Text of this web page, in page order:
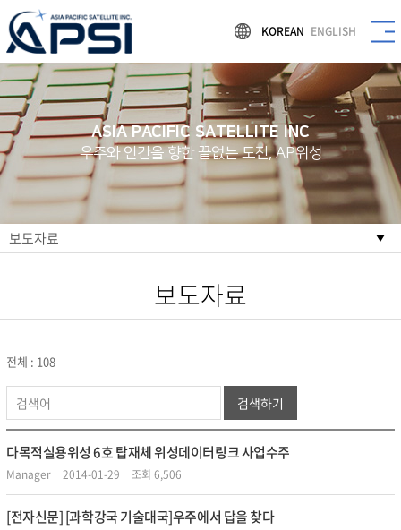
KOREAN ENGLISH
ASIA PACIFIC SATELLITE INC
우주와 인간을 향한 끝없는 도전, AP위성
보도자료
보도자료
전체 : 108
검색하기
다목적실용위성 6호 탑재체 위성데이터링크 사업수주
Manager 2014-01-29 조회 6,506
[전자신문] [과학강국 기술대국]우주에서 답을 찾다